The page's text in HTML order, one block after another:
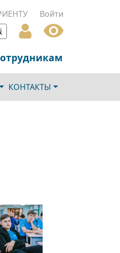
Войти
КОНТАКТЫ